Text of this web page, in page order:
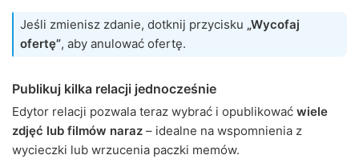
Jeśli zmienisz zdanie, dotknij przycisku „Wycofaj
ofertę”, aby anulować ofertę.
Publikuj kilka relacji jednocześnie
Edytor relacji pozwala teraz wybrać i opublikować wiele
zdjęć lub filmów naraz – idealne na wspomnienia z
wycieczki lub wrzucenia paczki memów.